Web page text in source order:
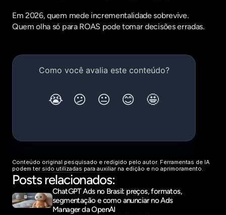
Em 2026, quem mede incrementalidade sobrevive.
Quem olha só para ROAS pode tomar decisões erradas.
Conteúdo original pesquisado e redigido pelo autor. Ferramentas de IA
podem ter sido utilizadas para auxiliar na edição e no aprimoramento.
Posts relacionados:
ChatGPT Ads no Brasil: preços, formatos,
segmentação e como anunciar no Ads
Manager da OpenAI